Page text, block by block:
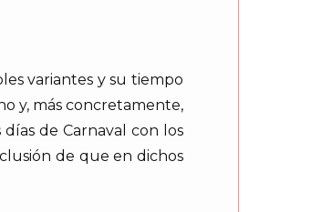
variantes y su tiempo
y, más concretamente,
de Carnaval con los
de que en dichos